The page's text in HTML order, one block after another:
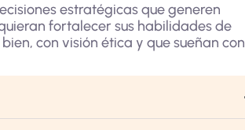
estratégicas que generen
fortalecer sus habilidades de
con visión ética y que sueñan con